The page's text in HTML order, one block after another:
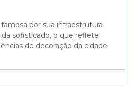
por sua infraestrutura
sofisticado, o que reflete
de decoração da cidade.